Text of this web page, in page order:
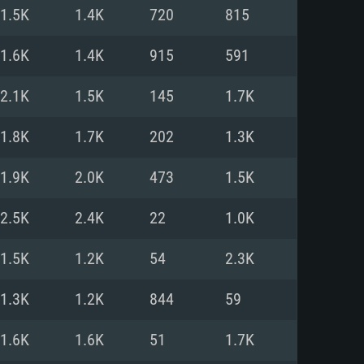
DirectX 11 ou plus et
1060 et plus, Radeon RX
Internet à haut débit
Vega II ou plus avec
Internet à haut débit
1060 avec les derniers
mois) / de même pour AMD
les derniers drivers de
1.5K 1.4K 720 815
1.6K 1.4K 915 591
2.1K 1.5K 145 1.7K
1.8K 1.7K 202 1.3K
1.9K 2.0K 473 1.5K
2.5K 2.4K 22 1.0K
1.5K 1.2K 54 2.3K
1.3K 1.2K 844 59
1.6K 1.6K 51 1.7K